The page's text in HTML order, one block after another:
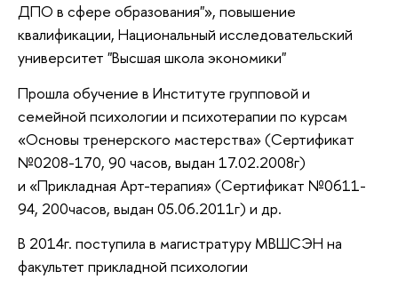
ДПО в сфере образования"», повышение
квалификации, Национальный исследовательский
университет "Высшая школа экономики"
Прошла обучение в Институте групповой и
семейной психологии и психотерапии по курсам
«Основы тренерского мастерства» (Сертификат
№0208-170, 90 часов, выдан 17.02.2008г)
и «Прикладная Арт-терапия» (Сертификат №0611-
94, 200часов, выдан 05.06.2011г) и др.
В 2014г. поступила в магистратуру МВШСЭН на
факультет прикладной психологии